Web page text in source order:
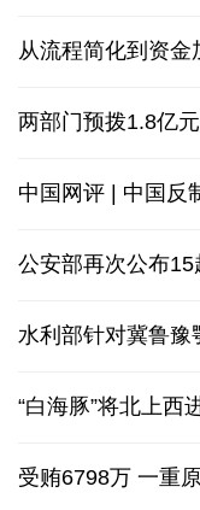
从流程简化到资
两部门预拨1.8亿
中国网评 | 中国反
公安部再次公布15
水利部针对冀鲁
“白海豚”将北上西
受贿6798万 一重